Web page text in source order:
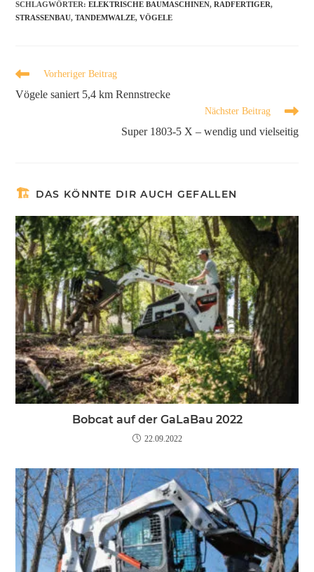
SCHLAGWÖRTER:ELEKTRISCHE BAUMASCHINEN, RADFERTIGER,
STRASSENBAU
, TANDEMWALZE, VÖGELE
Vorheriger Beitrag
Vögele saniert 5,4 km Rennstrecke
Nächster Beitrag
Super 1803-5 X – wendig und vielseitig
DAS KÖNNTE DIR AUCH GEFALLEN
Bobcat auf der GaLaBau 2022
22.09.2022